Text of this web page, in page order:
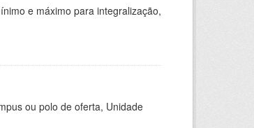
e máximo para integralização,
ou polo de oferta, Unidade